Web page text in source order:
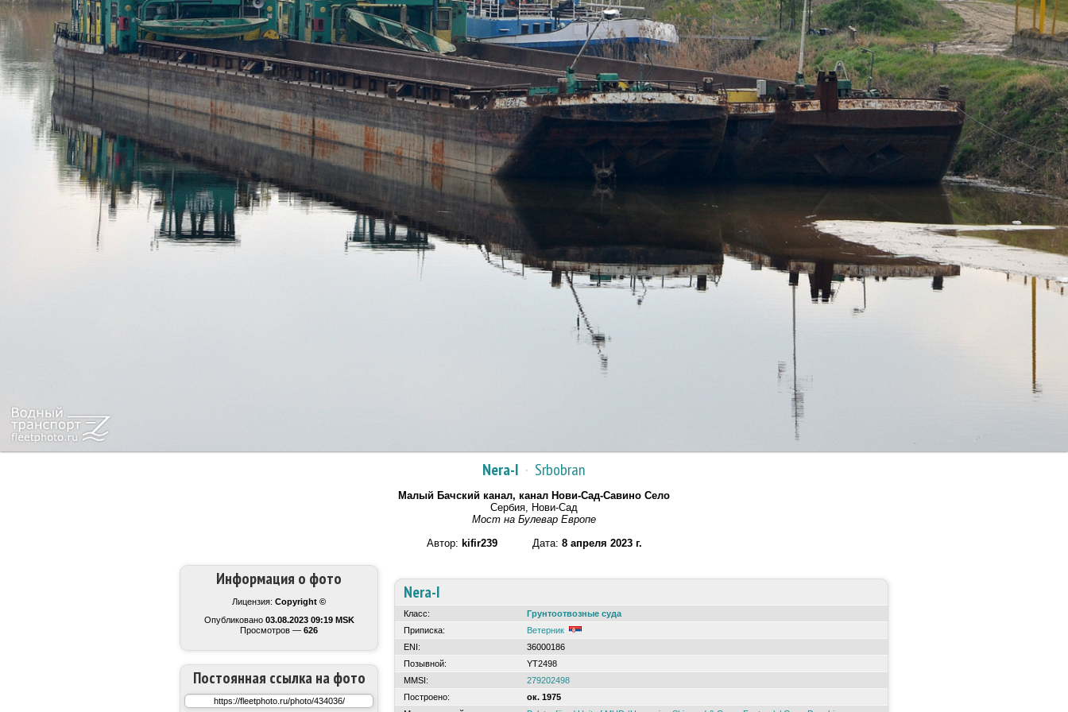
Nera-I · Srbobran
Малый Бачский канал, канал Нови-Сад-Савино Село
Сербия, Нови-Сад
Мост на Булевар Европе
Автор: kifir239Дата: 8 апреля 2023 г.
Информация о фото
Лицензия: Copyright ©
Опубликовано 03.08.2023 09:19 MSK
Просмотров — 626
Постоянная ссылка на фото
Nera-I
Класс:
Грунтоотвозные суда
Приписка:
Ветерник
ENI:
36000186
Позывной:
YT2498
MMSI:
279202498
Построено:
ок. 1975